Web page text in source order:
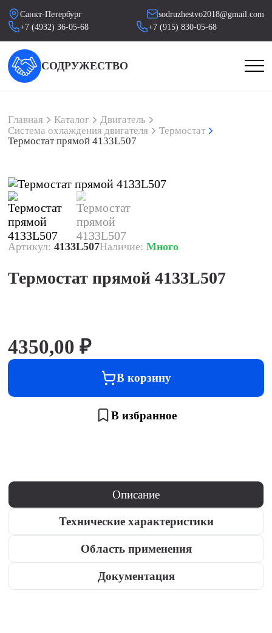
Санкт-Петербург
sodruzhestvo2018@gmail.com
+7 (4932) 36-05-68
+7 (915) 830-05-68
СОДРУЖЕСТВО
Главная Каталог
Двигатель
Система охлаждения двигателя
Термостат
Термостат прямой 4133L507
Артикул: 4133L507Наличие: Много
Термостат прямой 4133L507
4350,00 ₽
В корзину
В избранное
Описание
Технические характеристики
Область применения
Документация